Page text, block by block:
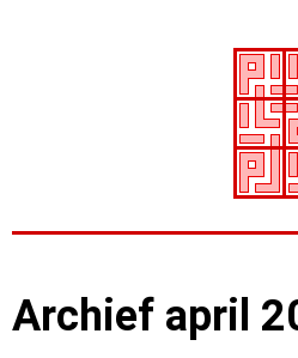
Archief april